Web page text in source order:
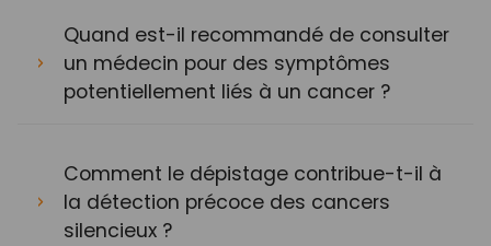
Quand est-il recommandé de consulter
un médecin pour des symptômes
potentiellement liés à un cancer ?
Comment le dépistage contribue-t-il à
la détection précoce des cancers
silencieux ?